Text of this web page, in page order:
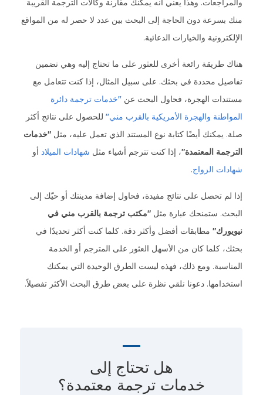
والمراجعات. وهذا يعني أنه يمكنك مقارنة وكالات الترجمة القريبة
منك بسرعة دون الحاجة إلى البحث بين عدد لا حصر له من المواقع
الإلكترونية والخيارات الدعائية.
هناك طريقة رائعة أخرى للعثور على ما تحتاج إليه وهي تضمين
تفاصيل محددة في بحثك. على سبيل المثال، إذا كنت تتعامل مع
مستندات الهجرة، فحاول البحث عن "خدمات ترجمة دائرة
المواطنة والهجرة الأمريكية بالقرب مني"للحصول على نتائج أكثر
صلة. يمكنك أيضًا كتابة نوع المستند الذي تعمل عليه، مثل "خدمات
الترجمة المعتمدة"، إذا كنت تترجم أشياء مثل شهادات الميلادأو
شهادات الزواج.
إذا لم تحصل على نتائج مفيدة، فحاول إضافة مدينتك أو حيّك إلى
البحث. ستمنحك عبارة مثل "مكتب ترجمة بالقرب مني في
نيويورك"مطابقات أفضل وأكثر دقة. كلما كنت أكثر تحديدًا في
بحثك، كلما كان من الأسهل العثور على المترجم أو الخدمة
المناسبة. ومع ذلك، فهذه ليست الطرق الوحيدة التي يمكنك
استخدامها. دعونا نلقي نظرة على بعض طرق البحث الأكثر تفصيلاً.
هل تحتاج إلى
خدمات ترجمة معتمدة؟